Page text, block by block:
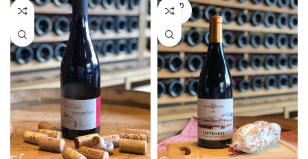
SOLD
OUT